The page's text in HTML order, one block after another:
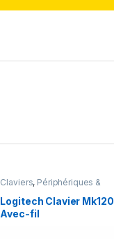
Claviers, Périphériques &
Logitech Clavier Mk120
Avec-fil